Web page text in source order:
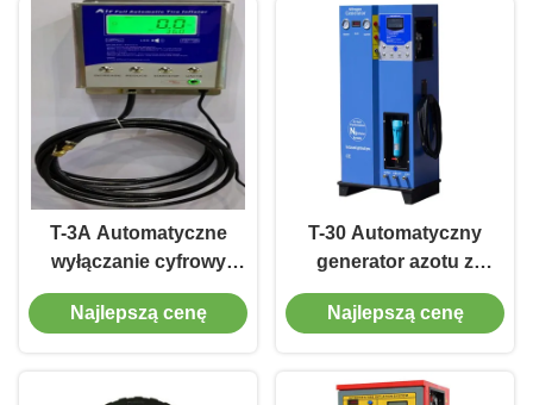
T-3A Automatyczne
wyłączanie cyfrowy
powietrze nawierzchni
inteligentny z dla
Najlepszą cenę
T-30 Automatyczny
generator azotu z
regulowanymi
poziomami czystości
Najlepszą cenę